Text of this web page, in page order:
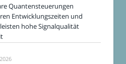
Quantensteuerungen
Entwicklungszeiten und
hohe Signalqualität